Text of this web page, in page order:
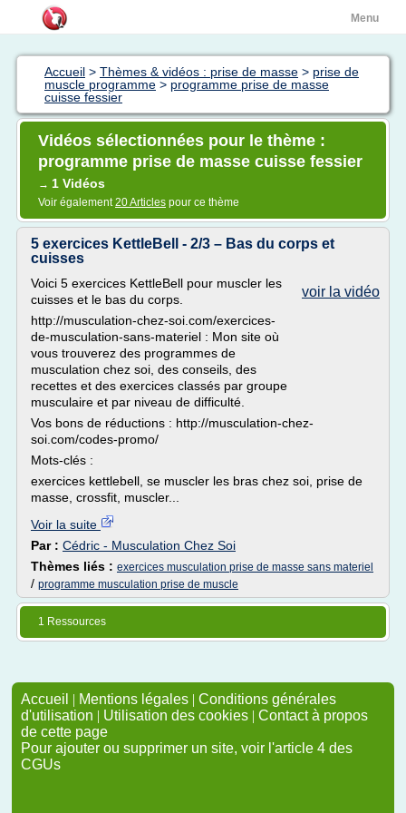
Menu
Accueil > Thèmes & vidéos : prise de masse > prise de
muscle programme > programme prise de masse
cuisse fessier
Vidéos sélectionnées pour le thème :
programme prise de masse cuisse fessier
→ 1 Vidéos
Voir également20 Articles pour ce thème
5 exercices KettleBell - 2/3 – Bas du corps et
cuisses
voir la vidéo
Voici 5 exercices KettleBell pour muscler les
cuisses et le bas du corps.
http://musculation-chez-soi.com/exercices-
de-musculation-sans-materiel : Mon site où
vous trouverez des programmes de
musculation chez soi, des conseils, des
recettes et des exercices classés par groupe
musculaire et par niveau de difficulté.
Vos bons de réductions : http://musculation-chez-
soi.com/codes-promo/
Mots-clés :
exercices kettlebell, se muscler les bras chez soi, prise de
masse, crossfit, muscler...
Voir la suite
Par : Cédric - Musculation Chez Soi
Thèmes liés : exercices musculation prise de masse sans materiel
/ programme musculation prise de muscle
1 Ressources
Accueil | Mentions légales | Conditions générales
d'utilisation | Utilisation des cookies | Contact à propos
de cette page
Pour ajouter ou supprimer un site, voir l'article 4 des
CGUs